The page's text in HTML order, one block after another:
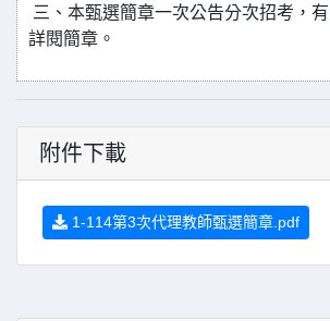
三、本甄選簡章一次公告分次招考，
詳閱簡章。
附件下載
1-114第3次代理教師甄選簡章.pdf